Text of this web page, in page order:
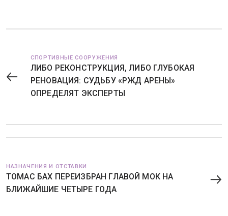
СПОРТИВНЫЕ СООРУЖЕНИЯ
ЛИБО РЕКОНСТРУКЦИЯ, ЛИБО ГЛУБОКАЯ
РЕНОВАЦИЯ: СУДЬБУ «РЖД АРЕНЫ»
ОПРЕДЕЛЯТ ЭКСПЕРТЫ
НАЗНАЧЕНИЯ И ОТСТАВКИ
ТОМАС БАХ ПЕРЕИЗБРАН ГЛАВОЙ МОК НА
БЛИЖАЙШИЕ ЧЕТЫРЕ ГОДА